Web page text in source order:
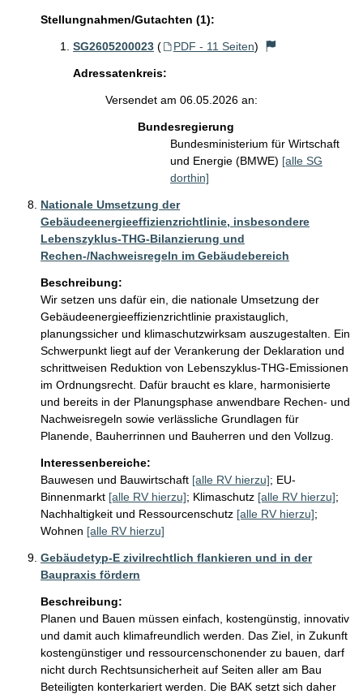
Stellungnahmen/Gutachten (1):
SG2605200023 ( PDF - 11 Seiten)
Adressatenkreis:
Versendet am 06.05.2026 an:
Bundesregierung
Bundesministerium für Wirtschaft
und Energie (BMWE) [alle SG
dorthin]
Nationale Umsetzung der
Gebäudeenergieeffizienzrichtlinie, insbesondere
Lebenszyklus-THG-Bilanzierung und
Rechen-/Nachweisregeln im Gebäudebereich
Beschreibung:
Wir setzen uns dafür ein, die nationale Umsetzung der
Gebäudeenergieeffizienzrichtlinie praxistauglich,
planungssicher und klimaschutzwirksam auszugestalten. Ein
Schwerpunkt liegt auf der Verankerung der Deklaration und
schrittweisen Reduktion von Lebenszyklus-THG-Emissionen
im Ordnungsrecht. Dafür braucht es klare, harmonisierte
und bereits in der Planungsphase anwendbare Rechen- und
Nachweisregeln sowie verlässliche Grundlagen für
Planende, Bauherrinnen und Bauherren und den Vollzug.
Interessenbereiche:
Bauwesen und Bauwirtschaft [alle RV hierzu]; EU-
Binnenmarkt [alle RV hierzu]; Klimaschutz [alle RV hierzu];
Nachhaltigkeit und Ressourcenschutz [alle RV hierzu];
Wohnen [alle RV hierzu]
Gebäudetyp-E zivilrechtlich flankieren und in der
Baupraxis fördern
Beschreibung:
Planen und Bauen müssen einfach, kostengünstig, innovativ
und damit auch klimafreundlich werden. Das Ziel, in Zukunft
kostengünstiger und ressourcenschonender zu bauen, darf
nicht durch Rechtsunsicherheit auf Seiten aller am Bau
Beteiligten konterkariert werden. Die BAK setzt sich daher